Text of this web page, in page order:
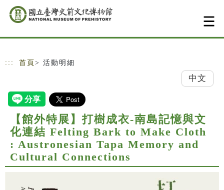
跳到主要內容
網站導覽
::: 首頁 > 活動明細
中文
【館外特展】打樹成衣-南島記憶與文
化連結 Felting Bark to Make Cloth
: Austronesian Tapa Memory and
Cultural Connections